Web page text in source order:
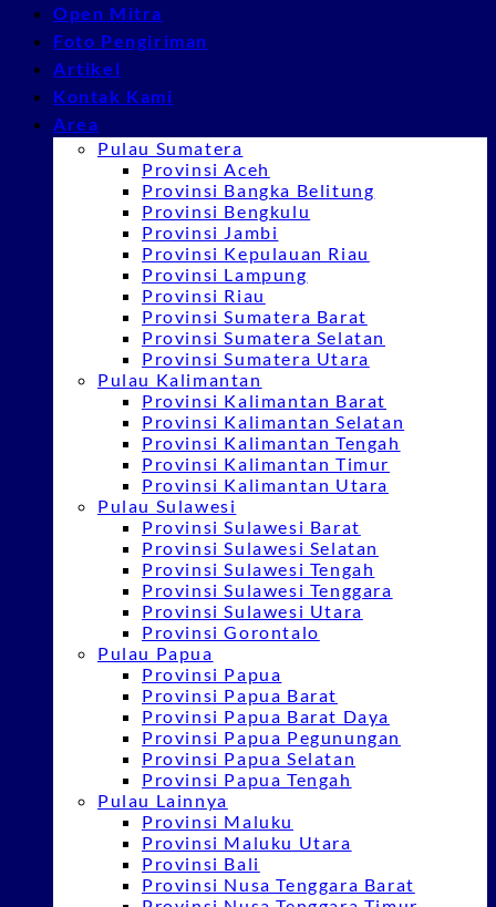
Open Mitra
Foto Pengiriman
Artikel
Kontak Kami
Area
Pulau Sumatera
Provinsi Aceh
Provinsi Bangka Belitung
Provinsi Bengkulu
Provinsi Jambi
Provinsi Kepulauan Riau
Provinsi Lampung
Provinsi Riau
Provinsi Sumatera Barat
Provinsi Sumatera Selatan
Provinsi Sumatera Utara
Pulau Kalimantan
Provinsi Kalimantan Barat
Provinsi Kalimantan Selatan
Provinsi Kalimantan Tengah
Provinsi Kalimantan Timur
Provinsi Kalimantan Utara
Pulau Sulawesi
Provinsi Sulawesi Barat
Provinsi Sulawesi Selatan
Provinsi Sulawesi Tengah
Provinsi Sulawesi Tenggara
Provinsi Sulawesi Utara
Provinsi Gorontalo
Pulau Papua
Provinsi Papua
Provinsi Papua Barat
Provinsi Papua Barat Daya
Provinsi Papua Pegunungan
Provinsi Papua Selatan
Provinsi Papua Tengah
Pulau Lainnya
Provinsi Maluku
Provinsi Maluku Utara
Provinsi Bali
Provinsi Nusa Tenggara Barat